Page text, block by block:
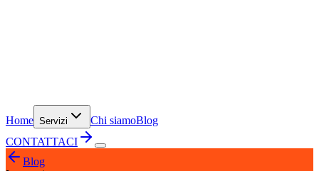
Home Servizi Chi siamoBlog
CONTATTACI
Blog